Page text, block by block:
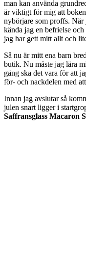
man kan använda
är viktigt för mig att
nybörjare som proffs. När
kända jag en befrielse
jag har gett mitt allt och
Så nu är mitt ena barn
butik. Nu måste jag lära
gång ska det vara för att
för- och nackdelen med
Innan jag avslutar så
julen snart ligger i
Saffransglass Macaron